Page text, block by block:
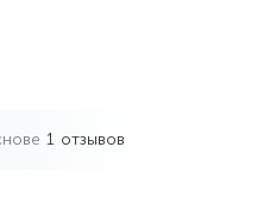
1 отзывов